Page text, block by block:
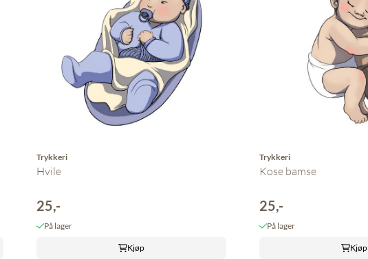
Trykkeri
Hvile
25,-
På lager
Kjøp
Trykkeri
Kose bamse
25,-
På lager
Kjøp